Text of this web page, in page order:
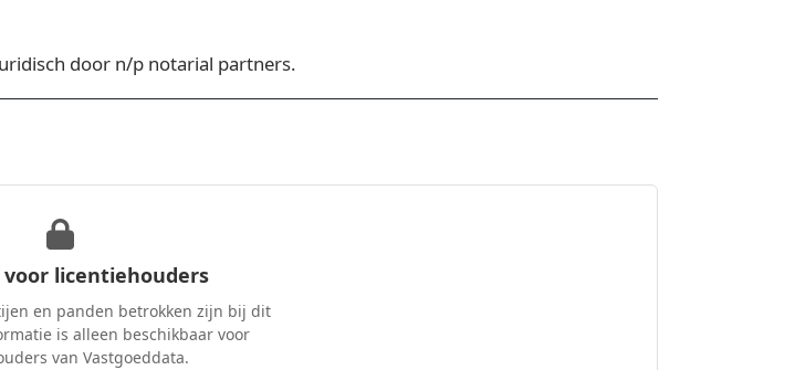
door n/p notarial partners.
voor licentiehouders
en panden betrokken zijn bij dit
is alleen beschikbaar voor
van Vastgoeddata.